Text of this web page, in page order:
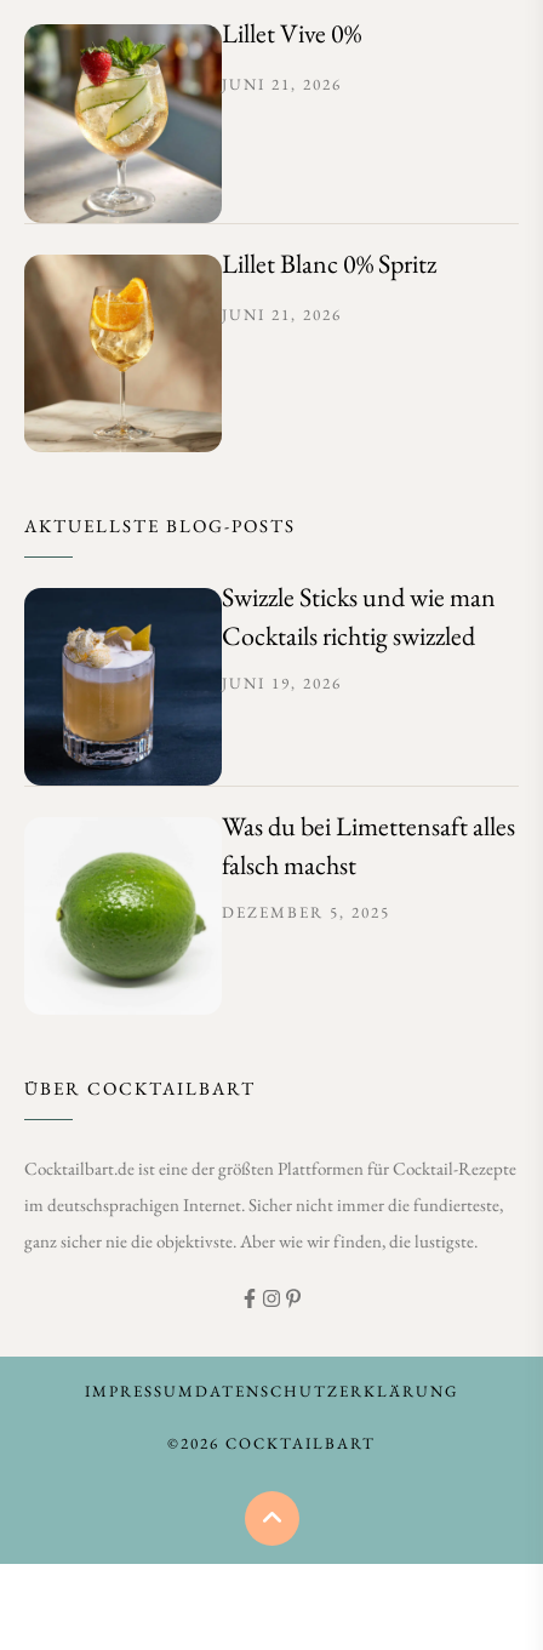
Lillet Vive 0%
JUNI 21, 2026
Lillet Blanc 0% Spritz
JUNI 21, 2026
AKTUELLSTE BLOG-POSTS
Swizzle Sticks und wie man
Cocktails richtig swizzled
JUNI 19, 2026
Was du bei Limettensaft alles
falsch machst
DEZEMBER 5, 2025
ÜBER COCKTAILBART
Cocktailbart.de ist eine der größten Plattformen für Cocktail-Rezepte
im deutschsprachigen Internet. Sicher nicht immer die fundierteste,
ganz sicher nie die objektivste. Aber wie wir finden, die lustigste.
IMPRESSUMDATENSCHUTZERKLÄRUNG
©2026 COCKTAILBART